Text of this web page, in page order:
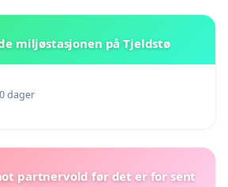
miljøstasjonen på Tjeldstø
dager
partnervold før det er for sent